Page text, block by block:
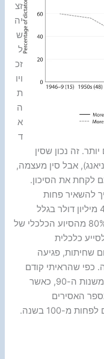
זצ
יה
ש
ל
זכ
ויו
ת
ה
א
ד
זה נכון שסין
אבל סין מעצמה,
לקחת את הסיכון.
להשאיר פחות
סימנים, ב-1990 הקונגרס חתך לו בסיוע 4 מיליון דולר בגלל
עינויים בבתי הכלא. בסוף שנות ה-90 כ-80% מהסיוע הכלכלי של
כלכלית
שחיתות, פגיעה
כפי שהראיתי קודם
לכן, מספר הרציחות הפוליטיות קטן החל משנות ה-90, כאשר
האסירים
מ-100 בשנה.